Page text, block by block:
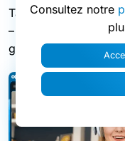
Talk a bénéficié d’un
– sur la page
gauche.
Consultez notre